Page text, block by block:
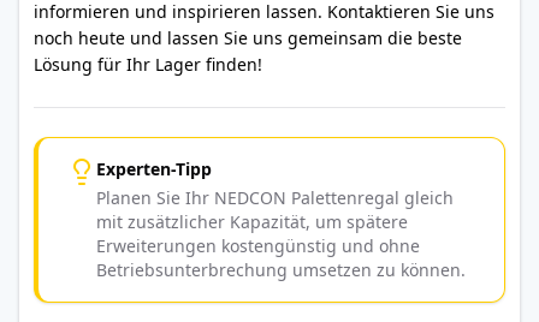
informieren und inspirieren lassen. Kontaktieren Sie uns
noch heute und lassen Sie uns gemeinsam die beste
Lösung für Ihr Lager finden!
Experten-Tipp
Planen Sie Ihr NEDCON Palettenregal gleich
mit zusätzlicher Kapazität, um spätere
Erweiterungen kostengünstig und ohne
Betriebsunterbrechung umsetzen zu können.